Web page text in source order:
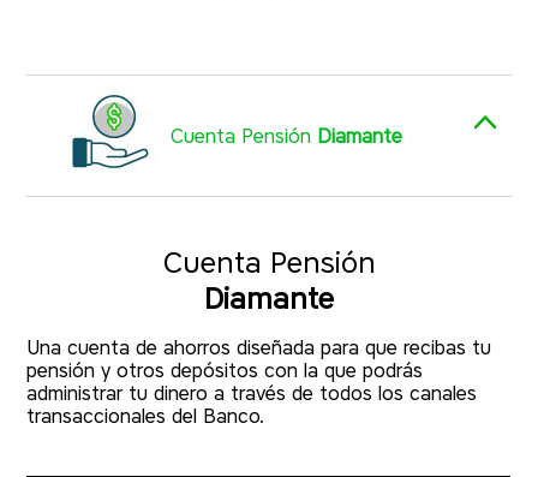
Cuenta Pensión Diamante
Cuenta Pensión
Diamante
Una cuenta de ahorros diseñada para que recibas tu
pensión y otros depósitos con la que podrás
administrar tu dinero a través de todos los canales
transaccionales del Banco.